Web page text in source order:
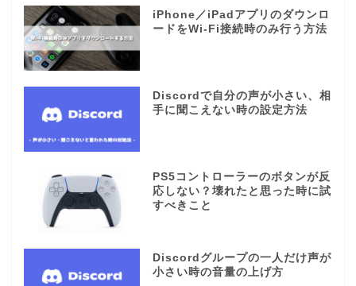
iPhone／iPadアプリのダウンロ
ードをWi-Fi接続時のみ行う方法
Discordで自分の声が小さい、相
手に聞こえない時の設定方法
PS5コントローラーのボタンが反
応しない？壊れたと思った時に試
すべきこと
Discordグループの一人だけ声が
小さい時の音量の上げ方